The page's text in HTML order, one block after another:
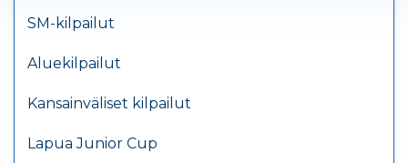
SM-kilpailut
Aluekilpailut
Kansainväliset kilpailut
Lapua Junior Cup